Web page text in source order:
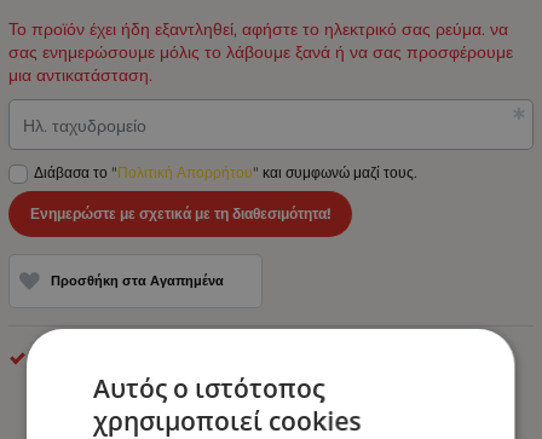
Το προϊόν έχει ήδη εξαντληθεί, αφήστε το ηλεκτρικό σας ρεύμα. να
σας ενημερώσουμε μόλις το λάβουμε ξανά ή να σας προσφέρουμε
μια αντικατάσταση.
Ηλ. ταχυδρομείο
Διάβασα το "Πολιτική Απορρήτου" και συμφωνώ μαζί τους.
Ενημερώστε με σχετικά με τη διαθεσιμότητα!
Προσθήκη στα Αγαπημένα
Αυτός ο ιστότοπος
χρησιμοποιεί cookies